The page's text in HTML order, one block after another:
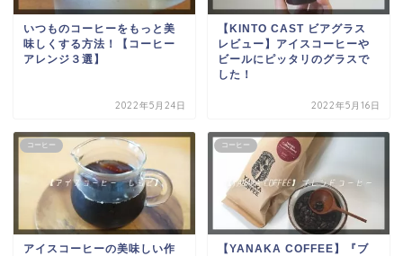
いつものコーヒーをもっと美
味しくする方法！【コーヒー
アレンジ３選】
2022年5月24日
【KINTO CAST ビアグラス
レビュー】アイスコーヒーや
ビールにピッタリのグラスで
した！
2022年5月16日
コーヒー
アイスコーヒーの美味しい作
コーヒー
【YANAKA COFFEE】『ブ